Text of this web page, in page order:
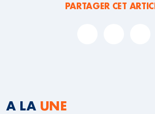
PARTAGER CET
A LA UNE